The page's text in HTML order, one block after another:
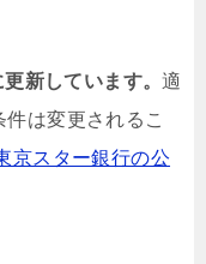
新しています。適
は変更されるこ
京スター銀行の公